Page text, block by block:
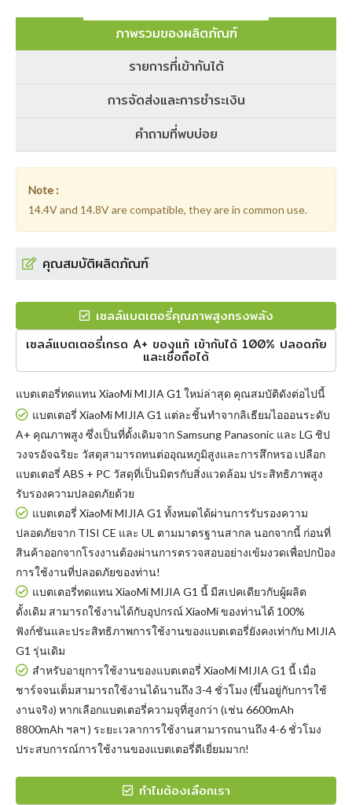
ภาพรวมของผลิตภัณฑ์
รายการที่เข้ากันได้
การจัดส่งและการชำระเงิน
คำถามที่พบบ่อย
Note :
14.4V and 14.8V are compatible, they are in common use.
คุณสมบัติผลิตภัณฑ์
เซลล์แบตเตอรี่คุณภาพสูงทรงพลัง
เซลล์แบตเตอรี่เกรด A+ ของแท้ เข้ากันได้ 100% ปลอดภัย
และเชื่อถือได้
แบตเตอรี่ทดแทน XiaoMi MIJIA G1 ใหม่ล่าสุด คุณสมบัติดังต่อไปนี้
แบตเตอรี่ XiaoMi MIJIA G1 แต่ละชิ้นทำจากลิเธียมไอออนระดับ
A+ คุณภาพสูง ซึ่งเป็นที่ดั้งเดิมจาก Samsung Panasonic และ LG ชิป
วงจรอัจฉริยะ วัสดุสามารถทนต่ออุณหภูมิสูงและการสึกหรอ เปลือก
แบตเตอรี่ ABS + PC วัสดุที่เป็นมิตรกับสิ่งแวดล้อม ประสิทธิภาพสูง
รับรองความปลอดภัยด้วย
แบตเตอรี่ XiaoMi MIJIA G1 ทั้งหมดได้ผ่านการรับรองความ
ปลอดภัยจาก TISI CE และ UL ตามมาตรฐานสากล นอกจากนี้ ก่อนที่
สินค้าออกจากโรงงานต้องผ่านการตรวจสอบอย่างเข้มงวดเพื่อปกป้อง
การใช้งานที่ปลอดภัยของท่าน!
แบตเตอรี่ทดแทน XiaoMi MIJIA G1 นี้ มีสเปคเดียวกับผู้ผลิต
ดั้งเดิม สามารถใช้งานได้กับอุปกรณ์ XiaoMi ของท่านได้ 100%
ฟังก์ชันและประสิทธิภาพการใช้งานของแบตเตอรี่ยังคงเท่ากับ MIJIA
G1 รุ่นเดิม
สำหรับอายุการใช้งานของแบตเตอรี่ XiaoMi MIJIA G1 นี้ เมื่อ
ชาร์จจนเต็มสามารถใช้งานได้นานถึง 3-4 ชั่วโมง (ขึ้นอยู่กับการใช้
งานจริง) หากเลือกแบตเตอรี่ความจุที่สูงกว่า (เช่น 6600mAh
8800mAh ฯลฯ ) ระยะเวลาการใช้งานสามารถนานถึง 4-6 ชั่วโมง
ประสบการณ์การใช้งานของแบตเตอรี่ดีเยี่ยมมาก!
ทำไมต้องเลือกเรา